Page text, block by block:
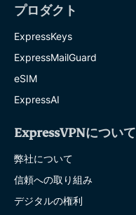
プロダクト
ExpressKeys
ExpressMailGuard
eSIM
ExpressAI
ExpressVPNについて
弊社について
信頼への取り組み
デジタルの権利